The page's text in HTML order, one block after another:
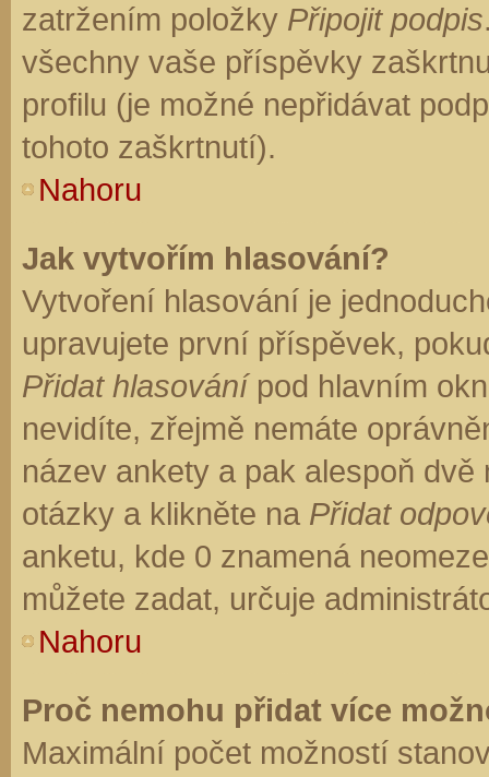
zatržením položky Připojit podpis
všechny vaše příspěvky
profilu (je možné nepřidávat
tohoto zaškrtnutí).
Nahoru
Jak vytvořím hlasování?
Vytvoření hlasování je
upravujete první příspěvek,
Přidat hlasovánípod hlavním
nevidíte, zřejmě nemáte
název ankety a pak alespoň
otázky a klikněte na Přidat
anketu, kde 0 znamená
můžete zadat, určuje
Nahoru
Proč nemohu přidat více
Maximální počet možností